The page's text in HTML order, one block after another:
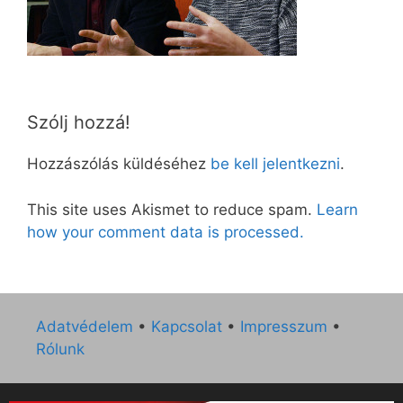
Szólj hozzá!
Hozzászólás küldéséhez be kell jelentkezni.
This site uses Akismet to reduce spam. Learn
how your comment data is processed.
Adatvédelem • Kapcsolat • Impresszum •
Rólunk